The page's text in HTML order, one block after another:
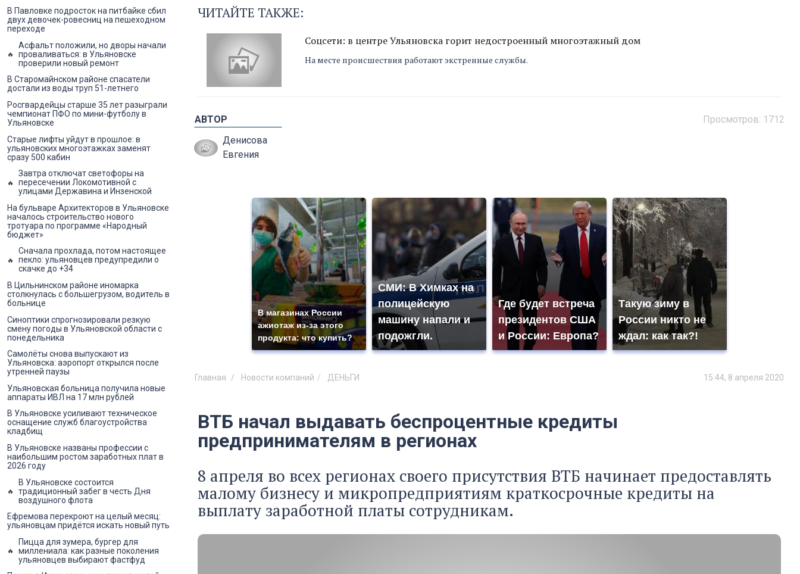
ЧИТАЙТЕ ТАКЖЕ:
Соцсети: в центре Ульяновска горит недостроенный многоэтажный дом
На месте происшествия работают экстренные службы.
Просмотров: 1712
АВТОР
Денисова
Евгения
В магазинах России
ажиотаж из-за этого
продукта: что купить?
СМИ: В Химках на
полицейскую
машину напали и
подожгли.
Где будет встреча
президентов США
и России: Европа?
Такую зиму в
России никто не
ждал: как так?!
Главная Новости компаний ДЕНЬГИ 15:44, 8 апреля 2020
ВТБ начал выдавать беспроцентные кредиты
предпринимателям в регионах
8 апреля во всех регионах своего присутствия ВТБ начинает предоставлять
малому бизнесу и микропредприятиям краткосрочные кредиты на
выплату заработной платы сотрудникам.
В Павловке подросток на питбайке сбил
двух девочек-ровесниц на пешеходном
переходе
Асфальт положили, но дворы начали
проваливаться: в Ульяновске
проверили новый ремонт
В Старомайнском районе спасатели
достали из воды труп 51-летнего
Росгвардейцы старше 35 лет разыграли
чемпионат ПФО по мини-футболу в
Ульяновске
Старые лифты уйдут в прошлое: в
ульяновских многоэтажках заменят
сразу 500 кабин
Завтра отключат светофоры на
пересечении Локомотивной с
улицами Державина и Инзенской
На бульваре Архитекторов в Ульяновске
началось строительство нового
тротуара по программе «Народный
бюджет»
Сначала прохлада, потом настоящее
пекло: ульяновцев предупредили о
скачке до +34
В Цильнинском районе иномарка
столкнулась с большегрузом, водитель в
больнице
Синоптики спрогнозировали резкую
смену погоды в Ульяновской области с
понедельника
Самолёты снова выпускают из
Ульяновска: аэропорт открылся после
утренней паузы
Ульяновская больница получила новые
аппараты ИВЛ на 17 млн рублей
В Ульяновске усиливают техническое
оснащение служб благоустройства
кладбищ
В Ульяновске названы профессии с
наибольшим ростом заработных плат в
2026 году
В Ульяновске состоится
традиционный забег в честь Дня
воздушного флота
Ефремова перекроют на целый месяц:
ульяновцам придётся искать новый путь
Пицца для зумера, бургер для
миллениала: как разные поколения
ульяновцев выбирают фастфуд